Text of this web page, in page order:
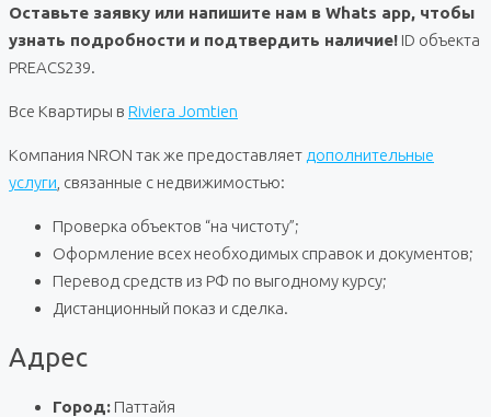
Оставьте заявку или напишите нам в Whats app, чтобы
узнать подробности и подтвердить наличие! ID объекта
PREACS239.
Все Квартиры в Riviera Jomtien
Компания NRON так же предоставляет дополнительные
услуги , связанные с недвижимостью:
Проверка объектов “на чистоту”;
Оформление всех необходимых справок и документов;
Перевод средств из РФ по выгодному курсу;
Дистанционный показ и сделка.
Адрес
Город: Паттайя